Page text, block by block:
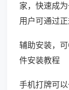
家，快速成
用户可通过正
辅助安装，
件安装教程
手机打牌可